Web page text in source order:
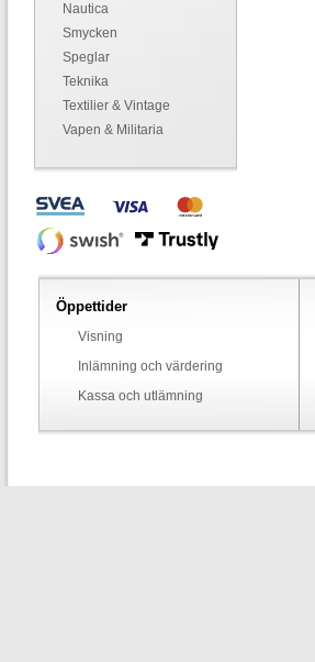
Nautica
Smycken
Speglar
Teknika
Textilier & Vintage
Vapen & Militaria
Öppettider
Visning
Inlämning och värdering
Kassa och utlämning